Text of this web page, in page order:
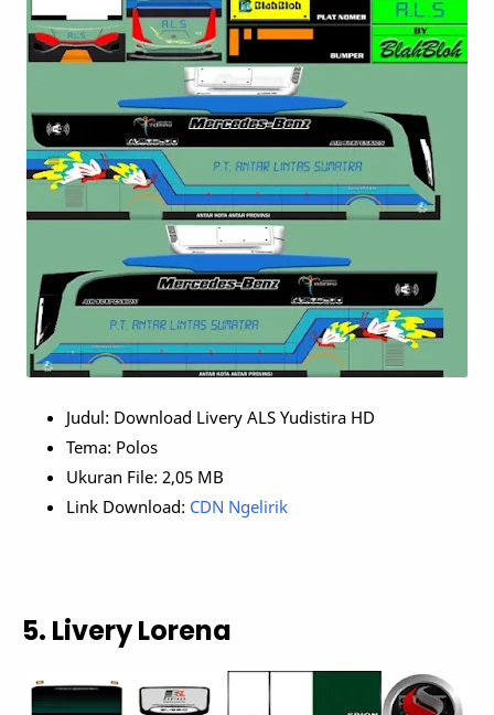
Judul: Download Livery ALS Yudistira HD
Tema: Polos
Ukuran File: 2,05 MB
Link Download: CDN Ngelirik
5. Livery Lorena